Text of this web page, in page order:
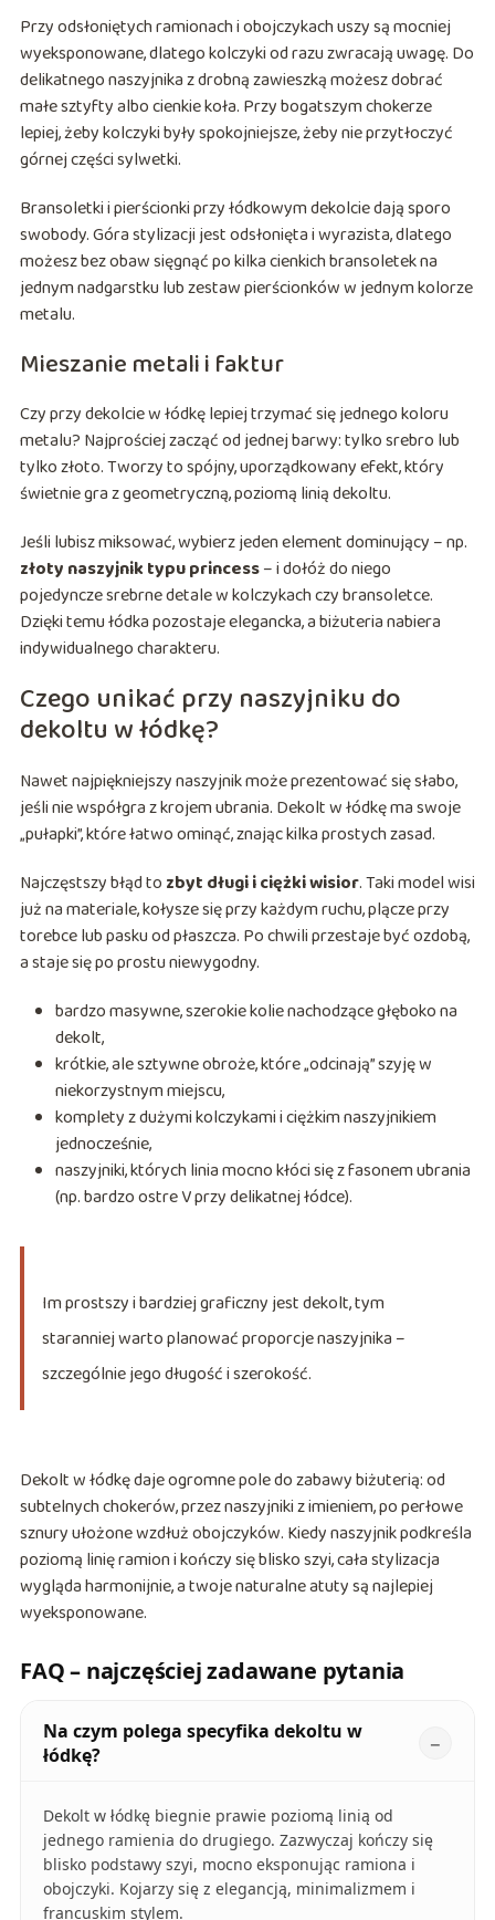
Przy odsłoniętych ramionach i obojczykach uszy są mocniej
wyeksponowane, dlatego kolczyki od razu zwracają uwagę. Do
delikatnego naszyjnika z drobną zawieszką możesz dobrać
małe sztyfty albo cienkie koła. Przy bogatszym chokerze
lepiej, żeby kolczyki były spokojniejsze, żeby nie przytłoczyć
górnej części sylwetki.
Bransoletki i pierścionki przy łódkowym dekolcie dają sporo
swobody. Góra stylizacji jest odsłonięta i wyrazista, dlatego
możesz bez obaw sięgnąć po kilka cienkich bransoletek na
jednym nadgarstku lub zestaw pierścionków w jednym kolorze
metalu.
Mieszanie metali i faktur
Czy przy dekolcie w łódkę lepiej trzymać się jednego koloru
metalu? Najprościej zacząć od jednej barwy: tylko srebro lub
tylko złoto. Tworzy to spójny, uporządkowany efekt, który
świetnie gra z geometryczną, poziomą linią dekoltu.
Jeśli lubisz miksować, wybierz jeden element dominujący – np.
złoty naszyjnik typu princess– i dołóż do niego
pojedyncze srebrne detale w kolczykach czy bransoletce.
Dzięki temu łódka pozostaje elegancka, a biżuteria nabiera
indywidualnego charakteru.
Czego unikać przy naszyjniku do
dekoltu w łódkę?
Nawet najpiękniejszy naszyjnik może prezentować się słabo,
jeśli nie współgra z krojem ubrania. Dekolt w łódkę ma swoje
„pułapki”, które łatwo ominąć, znając kilka prostych zasad.
Najczęstszy błąd to zbyt długi i ciężki wisior. Taki model wisi
już na materiale, kołysze się przy każdym ruchu, plącze przy
torebce lub pasku od płaszcza. Po chwili przestaje być ozdobą,
a staje się po prostu niewygodny.
bardzo masywne, szerokie kolie nachodzące głęboko na
dekolt,
krótkie, ale sztywne obroże, które „odcinają” szyję w
niekorzystnym miejscu,
komplety z dużymi kolczykami i ciężkim naszyjnikiem
jednocześnie,
naszyjniki, których linia mocno kłóci się z fasonem ubrania
(np. bardzo ostre V przy delikatnej łódce).
Im prostszy i bardziej graficzny jest dekolt, tym
staranniej warto planować proporcje naszyjnika –
szczególnie jego długość i szerokość.
Dekolt w łódkę daje ogromne pole do zabawy biżuterią: od
subtelnych chokerów, przez naszyjniki z imieniem, po perłowe
sznury ułożone wzdłuż obojczyków. Kiedy naszyjnik podkreśla
poziomą linię ramion i kończy się blisko szyi, cała stylizacja
wygląda harmonijnie, a twoje naturalne atuty są najlepiej
wyeksponowane.
FAQ – najczęściej zadawane pytania
Na czym polega specyfika dekoltu w
łódkę?
Dekolt w łódkę biegnie prawie poziomą linią od
jednego ramienia do drugiego. Zazwyczaj kończy się
blisko podstawy szyi, mocno eksponując ramiona i
obojczyki. Kojarzy się z elegancją, minimalizmem i
francuskim stylem.